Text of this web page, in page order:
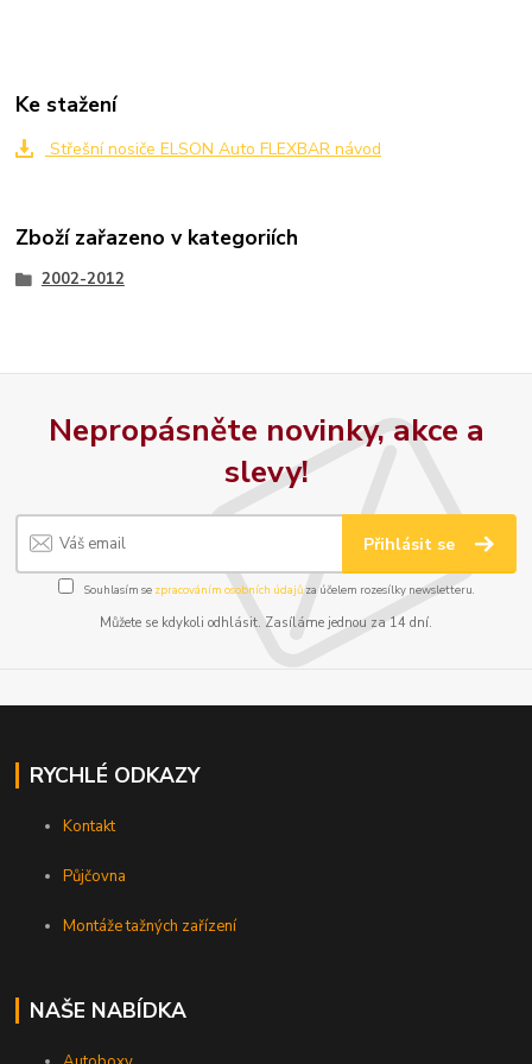
Ke stažení
Střešní nosiče ELSON Auto FLEXBAR návod
Zboží zařazeno v kategoriích
2002-2012
Nepropásněte novinky, akce a
slevy!
Přihlásit se
Souhlasím se zpracováním osobních údajůza účelem rozesílky newsletteru.
Můžete se kdykoli odhlásit. Zasíláme jednou za 14 dní.
RYCHLÉ ODKAZY
Kontakt
Půjčovna
Montáže tažných zařízení
NAŠE NABÍDKA